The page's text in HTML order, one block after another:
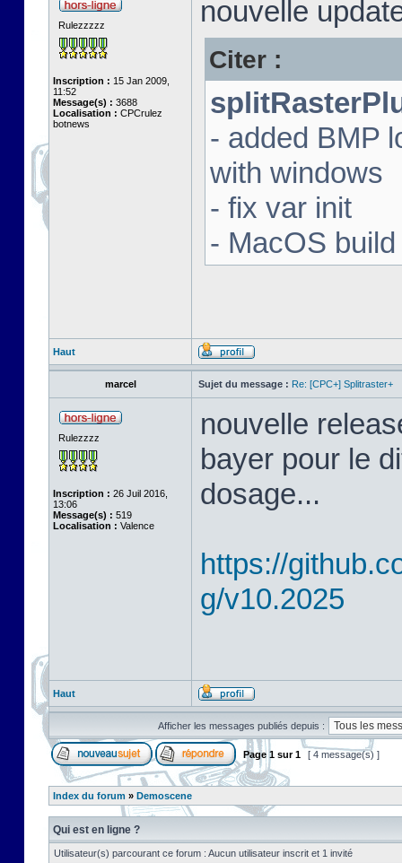
Rulezzzzz
Inscription : 15 Jan 2009,
11:52
Message(s) : 3688
Localisation : CPCrulez
botnews
nouvelle
Citer :
- added BMP
with windows
- fix var init
- MacOS
Haut
marcel Sujet du message : Re: [CPC+] Splitraster+
Rulezzzz
Inscription : 26 Juil 2016,
13:06
Message(s) : 519
Localisation : Valence
nouvelle
bayer pour le
dosage...
https://
g/v10.2025
Haut
Afficher les messages publiés depuis :
Page 1 sur1 [ 4 message(s) ]
Index du forum » Demoscene
Qui est en ligne ?
Utilisateur(s) parcourant ce forum : Aucun utilisateur inscrit et 1 invité